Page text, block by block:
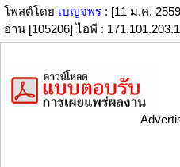
โพสต์โดย เบญจพร : [11 ม.ค.
อ่าน [105206] ไอพี :